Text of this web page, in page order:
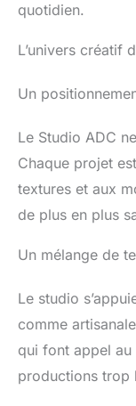
quotidien.
L’univers créatif
Un
Le Studio ADC
Chaque projet
textures et aux
de plus en plus
Un mélange de
Le studio
comme
qui font appel
productions trop